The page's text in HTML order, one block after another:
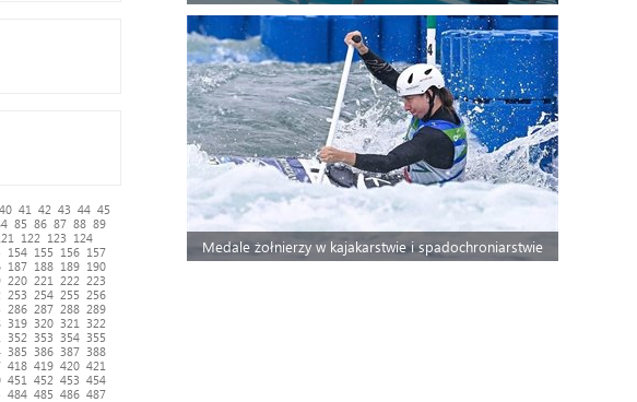
40 41 42 43 44 45
85 86 87 88 89
122 123
124
154 155 156 157
187 188 189 190
220 221 222
223
253 254 255
256
286 287 288 289
319 320 321
322
352 353 354 355
385 386 387 388
418 419 420 421
451 452 453 454
484 485 486 487
Medale żołnierzy w kajakarstwie i spadochroniarstwie